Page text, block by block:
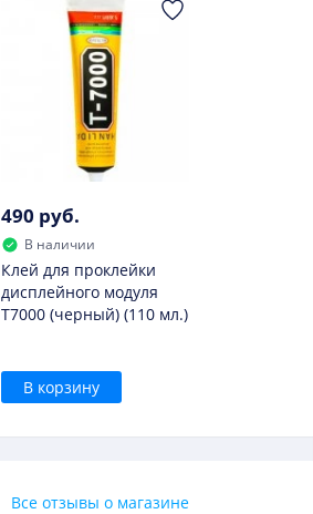
490 руб.
В наличии
Клей для проклейки
дисплейного модуля
T7000 (черный) (110 мл.)
В корзину
Все отзывы о магазине